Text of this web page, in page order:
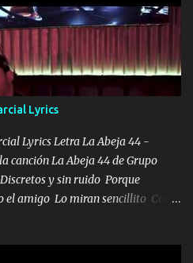
a dar hasta topar pues no hay de
camino voy por mi línea no veo a
no se me duerm voy chicoteado
rato que me agarran el colmillo
esperaron Al tiro esta la PrimiZa
doy la mano al que su amigo y
No me paran aquí hay pa más
topar pues no hay de otra...
Lyrics
Lyrics Letra La Abeja 44 -
canción La Abeja 44 de Grupo
y sin ruido Porque
amigo Lo miran sencillito Con